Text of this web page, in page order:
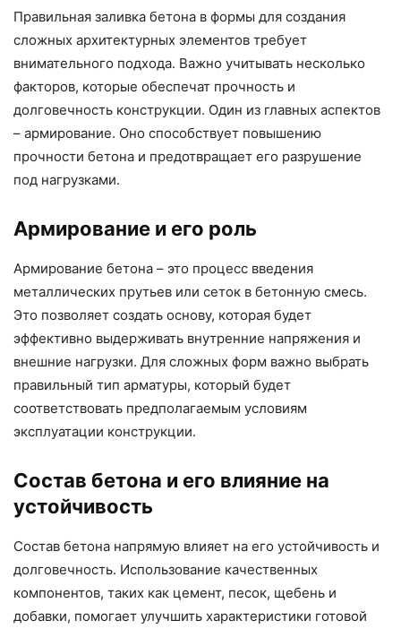
Правильная заливка бетона в формы для создания
сложных архитектурных элементов требует
внимательного подхода. Важно учитывать несколько
факторов, которые обеспечат прочность и
долговечность конструкции. Один из главных аспектов
– армирование. Оно способствует повышению
прочности бетона и предотвращает его разрушение
под нагрузками.
Армирование и его роль
Армирование бетона – это процесс введения
металлических прутьев или сеток в бетонную смесь.
Это позволяет создать основу, которая будет
эффективно выдерживать внутренние напряжения и
внешние нагрузки. Для сложных форм важно выбрать
правильный тип арматуры, который будет
соответствовать предполагаемым условиям
эксплуатации конструкции.
Состав бетона и его влияние на
устойчивость
Состав бетона напрямую влияет на его устойчивость и
долговечность. Использование качественных
компонентов, таких как цемент, песок, щебень и
добавки, помогает улучшить характеристики готовой